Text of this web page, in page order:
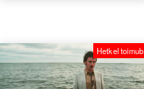
Hetkel toimub